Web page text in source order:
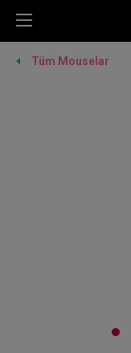
Tüm Mouselar